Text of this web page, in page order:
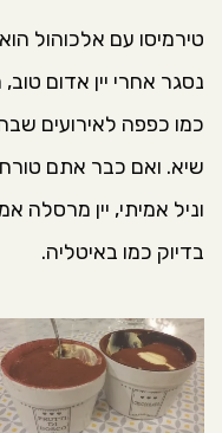
טירמיסו עם אלכוהול
נסגר אחרי יין אדום
כמו כפפה לאירועים
שיא. ואם כבר אתם
וניל אמיתי, יין מרסלה
בדיוק כמו באיטליה.